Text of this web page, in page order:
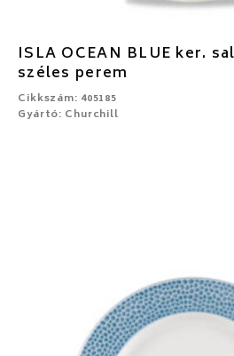
ISLA OCEAN BLUE ker.
széles perem
Cikkszám: 405185
Gyártó: Churchill